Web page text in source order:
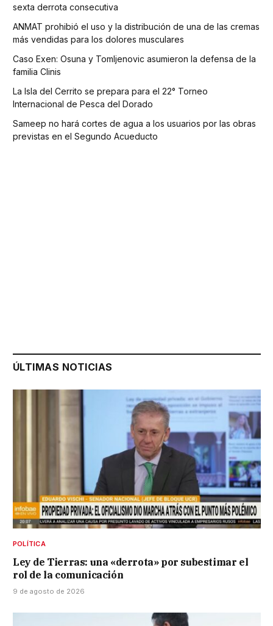
sexta derrota consecutiva
ANMAT prohibió el uso y la distribución de una de las cremas
más vendidas para los dolores musculares
Caso Exen: Osuna y Tomljenovic asumieron la defensa de la
familia Clinis
La Isla del Cerrito se prepara para el 22° Torneo
Internacional de Pesca del Dorado
Sameep no hará cortes de agua a los usuarios por las obras
previstas en el Segundo Acueducto
ÚLTIMAS NOTICIAS
POLÍTICA
Ley de Tierras: una «derrota» por subestimar el
rol de la comunicación
9 de agosto de 2026